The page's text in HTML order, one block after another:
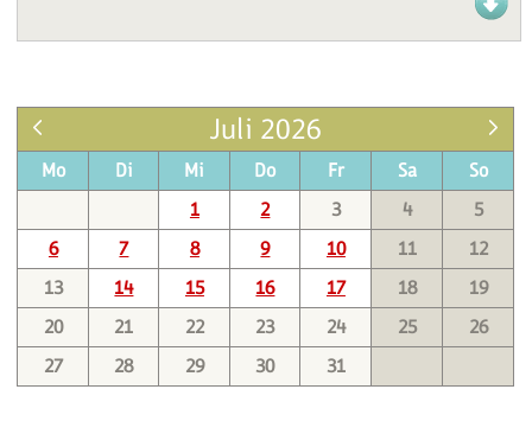
Juli 2026
Mo Di Mi Do Fr Sa
So
1
2 3 4
5
6
7 8 9 10 11
12
13
14 15 16 17 18
19
20
21 22 23 24 25
26
27
28 29 30 31